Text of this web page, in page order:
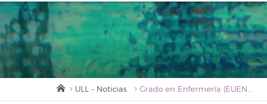
ULL - Noticias Grado en Enfermería (EUENSC)